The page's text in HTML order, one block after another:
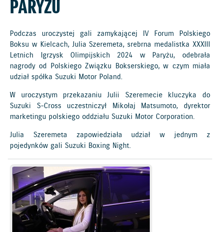
PARYŻU
Podczas uroczystej gali zamykającej IV Forum Polskiego
Boksu w Kielcach, Julia Szeremeta, srebrna medalistka XXXIII
Letnich Igrzysk Olimpijskich 2024 w Paryżu, odebrała
nagrody od Polskiego Związku Bokserskiego, w czym miała
udział spółka Suzuki Motor Poland.
W uroczystym przekazaniu Julii Szeremecie kluczyka do
Suzuki S-Cross uczestniczył Mikołaj Matsumoto, dyrektor
marketingu polskiego oddziału Suzuki Motor Corporation.
Julia Szeremeta zapowiedziała udział w jednym z
pojedynków gali Suzuki Boxing Night.